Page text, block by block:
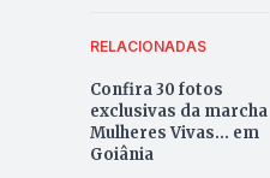
RELACIONADAS
Confira 30 fotos
exclusivas da marcha
Mulheres Vivas... em
Goiânia